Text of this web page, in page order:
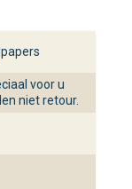
voor u
niet retour.